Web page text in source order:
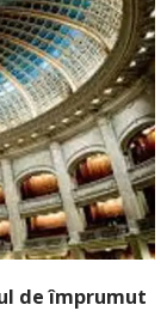
de împrumut